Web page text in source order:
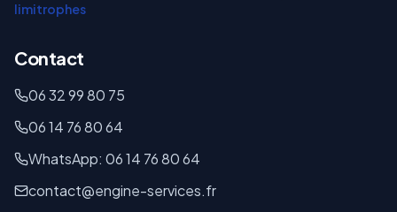
limitrophes
Contact
06 32 99 80 75
06 14 76 80 64
WhatsApp: 06 14 76 80 64
contact@engine-services.fr